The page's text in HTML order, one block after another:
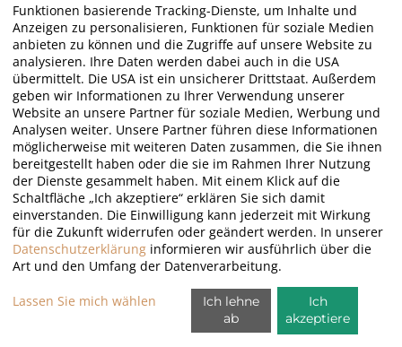
Arizona
Phoenix
Scottsdale
Florida
Boca Raton
Delray Beach
Golden Beach
Marco Island
Miami
Palm Beach
Funktionen basierende Tracking-Dienste, um Inhalte und
Anzeigen zu personalisieren, Funktionen für soziale Medien
anbieten zu können und die Zugriffe auf unsere Website zu
analysieren. Ihre Daten werden dabei auch in die USA
übermittelt. Die USA ist ein unsicherer Drittstaat. Außerdem
geben wir Informationen zu Ihrer Verwendung unserer
Website an unsere Partner für soziale Medien, Werbung und
Analysen weiter. Unsere Partner führen diese Informationen
möglicherweise mit weiteren Daten zusammen, die Sie ihnen
bereitgestellt haben oder die sie im Rahmen Ihrer Nutzung
der Dienste gesammelt haben. Mit einem Klick auf die
Schaltfläche „Ich akzeptiere“ erklären Sie sich damit
einverstanden. Die Einwilligung kann jederzeit mit Wirkung
für die Zukunft widerrufen oder geändert werden. In unserer
Datenschutzerklärung informieren wir ausführlich über die
Art und den Umfang der Datenverarbeitung.
Lassen Sie mich wählen
Ich lehne
ab
Ich
akzeptiere